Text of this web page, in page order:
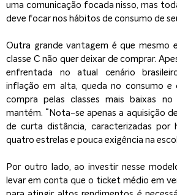
uma comunicação focada nisso, mas
deve focar nos hábitos de consumo de
Outra grande vantagem é que mesmo
classe C não quer deixar de comprar.
enfrentada no atual cenário
inflação em alta, queda no consumo e
compra pelas classes mais baixas
mantém. “Nota-se apenas a aquisição
de curta distância, caracterizadas por
quatro estrelas e pouca exigência na
Por outro lado, ao investir nesse
levar em conta que o ticket médio em